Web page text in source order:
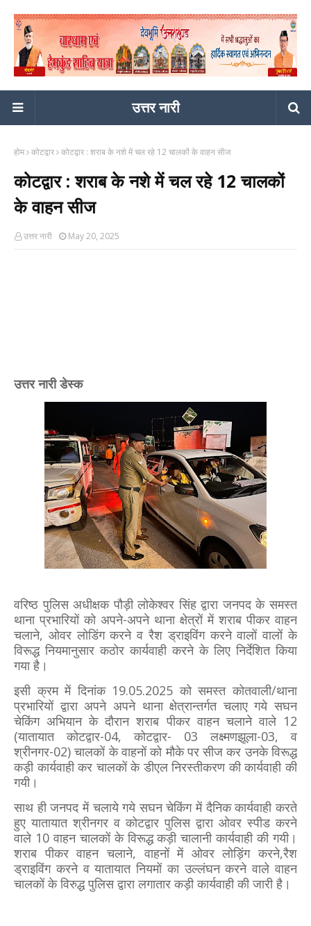
उत्तर नारी
होम कोटद्वार कोटद्वार : शराब के नशे में चल रहे 12 चालकों के वाहन सीज
कोटद्वार : शराब के नशे में चल रहे 12 चालकों
के वाहन सीज
उत्तर नारी May 20, 2025
उत्तर नारी डेस्क
वरिष्ठ पुलिस अधीक्षक पौड़ी लोकेश्वर सिंह द्वारा जनपद के समस्त
थाना प्रभारियों को अपने-अपने थाना क्षेत्रों में शराब पीकर वाहन
चलाने, ओवर लोडिंग करने व रैश ड्राइविंग करने वालों वालों के
विरूद्ध नियमानुसार कठोर कार्यवाही करने के लिए निर्देशित किया
गया है।
इसी क्रम में दिनांक 19.05.2025 को समस्त कोतवाली/थाना
प्रभारियों द्वारा अपने अपने थाना क्षेत्रान्तर्गत चलाए गये सघन
चेकिंग अभियान के दौरान शराब पीकर वाहन चलाने वाले 12
(यातायात कोटद्वार-04, कोटद्वार- 03 लक्ष्मणझूला-03, व
श्रीनगर-02) चालकों के वाहनों को मौके पर सीज कर उनके विरूद्ध
कड़ी कार्यवाही कर चालकों के डीएल निरस्तीकरण की कार्यवाही की
गयी।
साथ ही जनपद में चलाये गये सघन चेकिंग में दैनिक कार्यवाही करते
हुए यातायात श्रीनगर व कोटद्वार पुलिस द्वारा ओवर स्पीड करने
वाले 10 वाहन चालकों के विरूद्ध कड़ी चालानी कार्यवाही की गयी।
शराब पीकर वाहन चलाने, वाहनों में ओवर लोड़िंग करने,रैश
ड्राइविंग करने व यातायात नियमों का उल्लंघन करने वाले वाहन
चालकों के विरुद्ध पुलिस द्वारा लगातार कड़ी कार्यवाही की जारी है।